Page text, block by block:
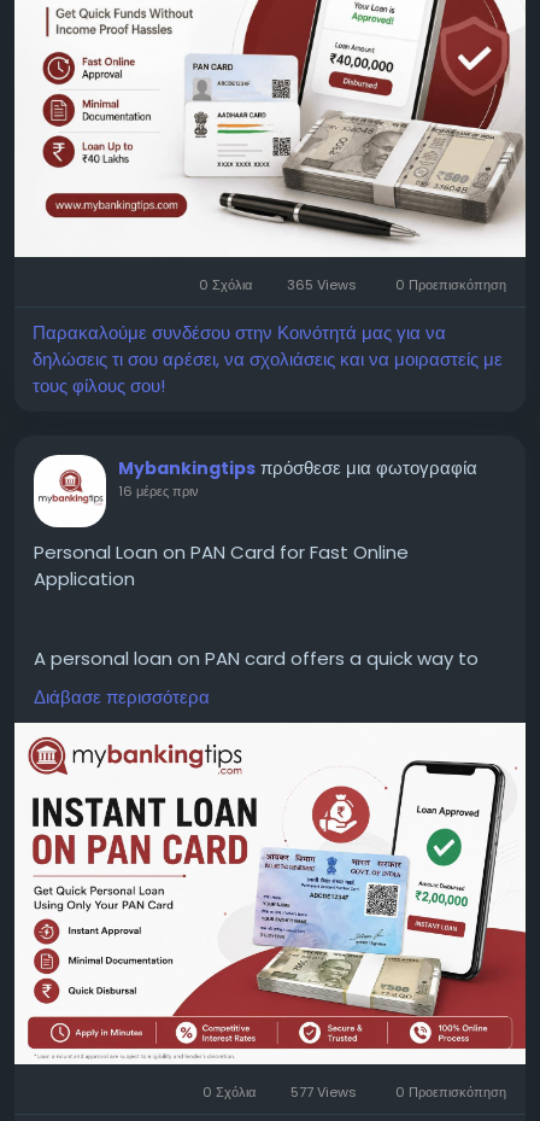
0 Σχόλια 365 Views 0 Προεπισκόπηση
Παρακαλούμε συνδέσου στην Κοινότητά μας για να
δηλώσεις τι σου αρέσει, να σχολιάσεις και να μοιραστείς με
τους φίλους σου!
Mybankingtips πρόσθεσε μια φωτογραφία
16 μέρες πριν
Personal Loan on PAN Card for Fast Online
Application
A personal loan on PAN card offers a quick way to
apply for funds with basic documentation. Compare
lenders, interest rates, loan tenure, and repayment
options before making a decision. Read all terms
carefully to avoid unexpected charges later.
WEBSITE:https://www.mybankingtips.com/personal-
loan/personal-loan-on-pan-card
Mail: business@mybankingtips.com
Address: Jaipur, Rajasthan, India 302017
Διάβασε περισσότερα
0 Σχόλια 577 Views 0 Προεπισκόπηση